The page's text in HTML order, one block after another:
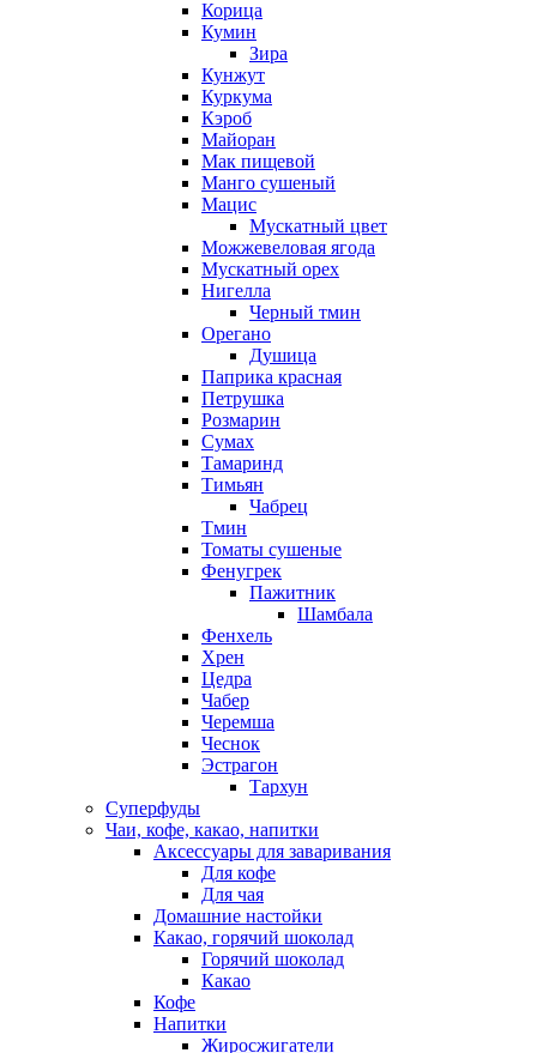
Корица
Кумин
Зира
Кунжут
Куркума
Кэроб
Майоран
Мак пищевой
Манго сушеный
Мацис
Мускатный цвет
Можжевеловая ягода
Мускатный орех
Нигелла
Черный тмин
Орегано
Душица
Паприка красная
Петрушка
Розмарин
Сумах
Тамаринд
Тимьян
Чабрец
Тмин
Томаты сушеные
Фенугрек
Пажитник
Шамбала
Фенхель
Хрен
Цедра
Чабер
Черемша
Чеснок
Эстрагон
Тархун
Суперфуды
Чаи, кофе, какао, напитки
Аксессуары для заваривания
Для кофе
Для чая
Домашние настойки
Какао, горячий шоколад
Горячий шоколад
Какао
Кофе
Напитки
Жиросжигатели